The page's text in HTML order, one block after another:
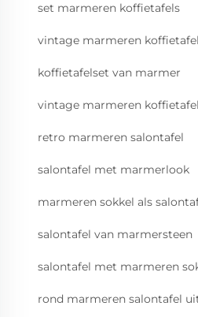
set marmeren koffietafels
vintage marmeren koffietafel
koffietafelset van marmer
vintage marmeren koffietafel
retro marmeren salontafel
salontafel met marmerlook
marmeren sokkel als
salontafel van marmersteen
salontafel met marmeren
rond marmeren salontafel